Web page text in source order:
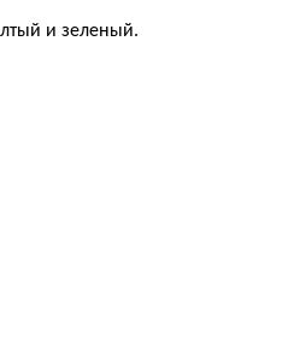
и зеленый.